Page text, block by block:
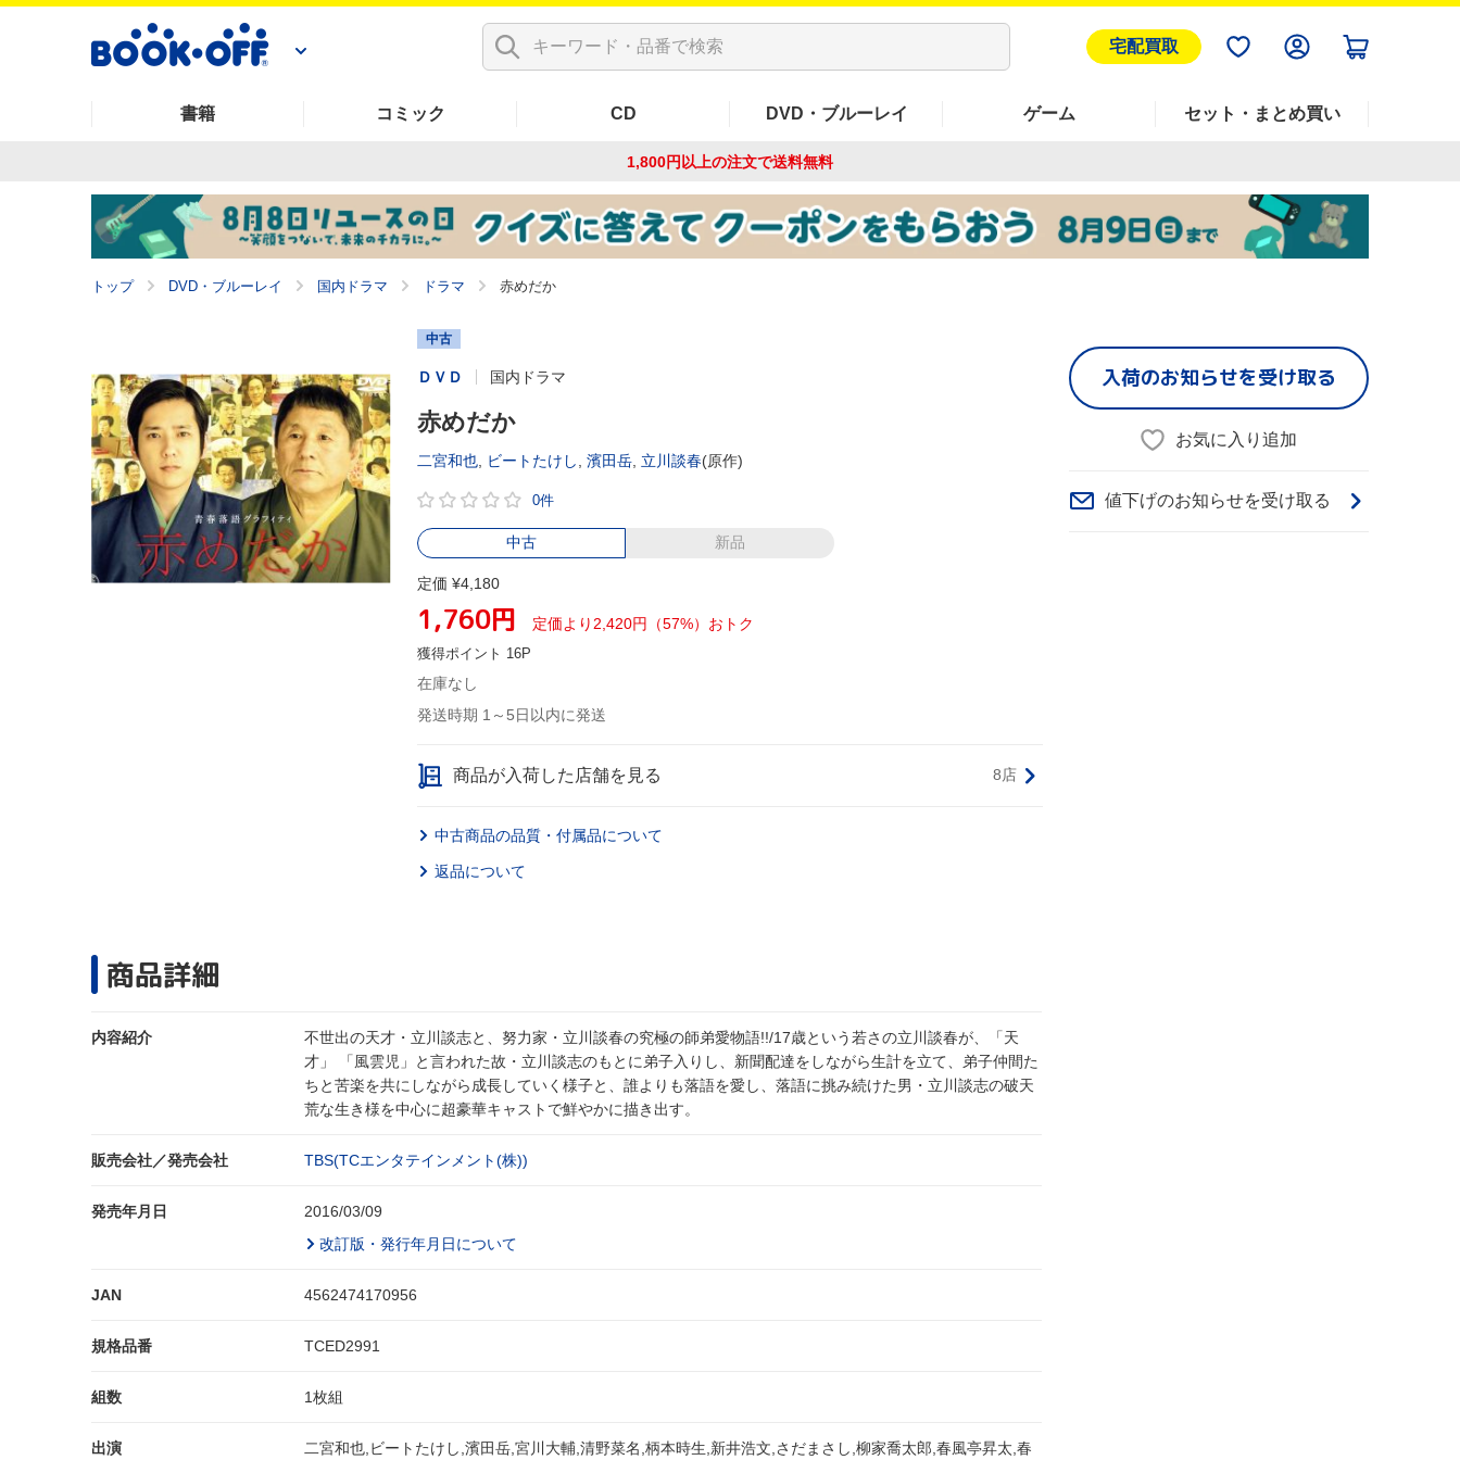
宅配買取
書籍 コミック CD DVD・ブルーレイ ゲーム セット・まとめ買い
1,800円以上の注文で送料無料
トップ DVD・ブルーレイ 国内ドラマ ドラマ 赤めだか
中古
ＤＶＤ 国内ドラマ
赤めだか
二宮和也, ビートたけし 濱田岳, 立川談春(原作)
0件
中古 新品
定価 ¥4,180
1,760円 定価より2,420円（57%）おトク
獲得ポイント 16P
在庫なし
発送時期 1～5日以内に発送
商品が入荷した店舗を見る 8店
中古商品の品質・付属品について
返品について
商品詳細
内容紹介
不世出の天才・立川談志と、努力家・立川談春の究極の師弟愛物語!!/17歳という若さの立川談春が、「天
才」 「風雲児」と言われた故・立川談志のもとに弟子入りし、新聞配達をしながら生計を立て、弟子仲間た
ちと苦楽を共にしながら成長していく様子と、誰よりも落語を愛し、落語に挑み続けた男・立川談志の破天
荒な生き様を中心に超豪華キャストで鮮やかに描き出す。
販売会社／発売会社 TBS(TCエンタテインメント(株))
発売年月日
2016/03/09
改訂版・発行年月日について
JAN 4562474170956
規格品番 TCED2991
組数 1枚組
出演
二宮和也,ビートたけし,濱田岳,宮川大輔,清野菜名,柄本時生,新井浩文,さだまさし,柳家喬太郎,春風亭昇太,春
入荷のお知らせを受け取る
お気に入り追加
値下げのお知らせを受け取る